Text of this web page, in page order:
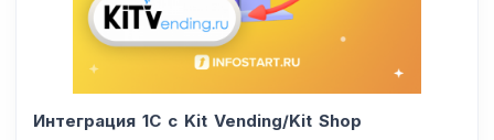
Интеграция 1С с Kit Vending/Kit Shop